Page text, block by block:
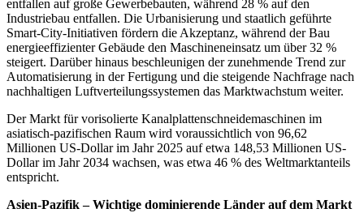
entfallen auf große Gewerbebauten, während 28 % auf den
Industriebau entfallen. Die Urbanisierung und staatlich geführte
Smart-City-Initiativen fördern die Akzeptanz, während der Bau
energieeffizienter Gebäude den Maschineneinsatz um über 32 %
steigert. Darüber hinaus beschleunigen der zunehmende Trend zur
Automatisierung in der Fertigung und die steigende Nachfrage nach
nachhaltigen Luftverteilungssystemen das Marktwachstum weiter.
Der Markt für vorisolierte Kanalplattenschneidemaschinen im
asiatisch-pazifischen Raum wird voraussichtlich von 96,62
Millionen US-Dollar im Jahr 2025 auf etwa 148,53 Millionen US-
Dollar im Jahr 2034 wachsen, was etwa 46 % des Weltmarktanteils
entspricht.
Asien-Pazifik – Wichtige dominierende Länder auf dem Markt